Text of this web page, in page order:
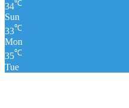
34℃
Sun
33℃
Mon
35℃
Tue